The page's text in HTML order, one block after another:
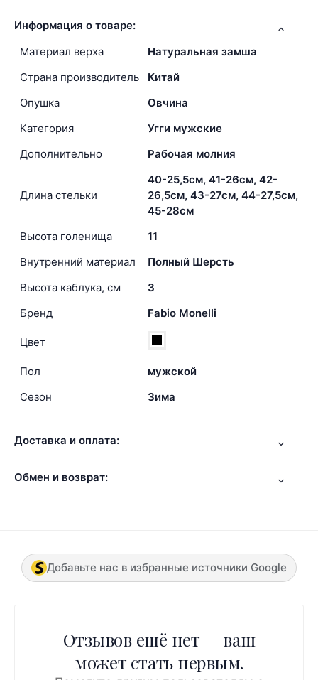
Информация о товаре:
Материал верха
Натуральная замша
Страна производитель
Китай
Опушка
Овчина
Категория
Угги мужские
Дополнительно
Рабочая молния
Длина стельки
40-25,5см, 41-26см, 42-
26,5см, 43-27см, 44-27,5см,
45-28см
Высота голенища
11
Внутренний материал
Полный Шерсть
Высота каблука, см
3
Бренд
Fabio Monelli
Цвет
Пол
мужской
Сезон
Зима
Доставка и оплата:
Обмен и возврат:
Добавьте нас в избранные источники Google
Отзывов ещё нет — ваш
может стать первым.